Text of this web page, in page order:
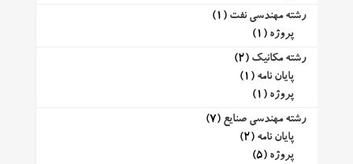
رشته مهندسی نفت (1)
پروژه (1)
رشته مکانیک (2)
پایان نامه (1)
پروژه (1)
رشته مهندسی صنایع (7)
پایان نامه (2)
پروژه (5)